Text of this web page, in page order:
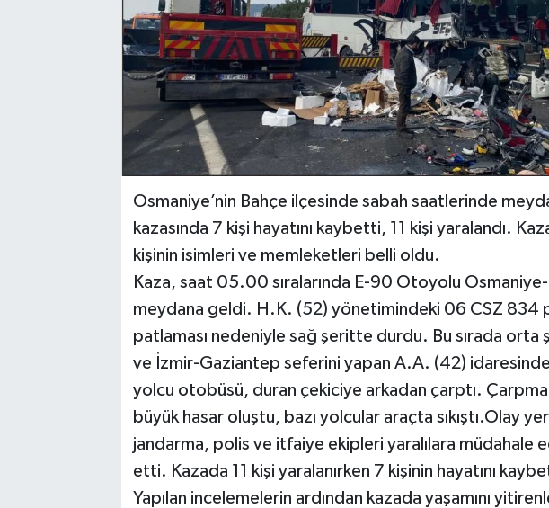
Osmaniye’nin Bahçe ilçesinde sabah saatlerinde
kazasında 7 kişi hayatını kaybetti, 11 kişi yaralandı.
kişinin isimleri ve memleketleri belli oldu.
Kaza, saat 05.00 sıralarında E-90 Otoyolu
meydana geldi. H.K. (52) yönetimindeki 06 CSZ 834
patlaması nedeniyle sağ şeritte durdu. Bu sırada orta
ve İzmir-Gaziantep seferini yapan A.A. (42)
yolcu otobüsü, duran çekiciye arkadan çarptı.
büyük hasar oluştu, bazı yolcular araçta sıkıştı.Olay
jandarma, polis ve itfaiye ekipleri yaralılara müdahale
etti. Kazada 11 kişi yaralanırken 7 kişinin hayatını
Yapılan incelemelerin ardından kazada yaşamını